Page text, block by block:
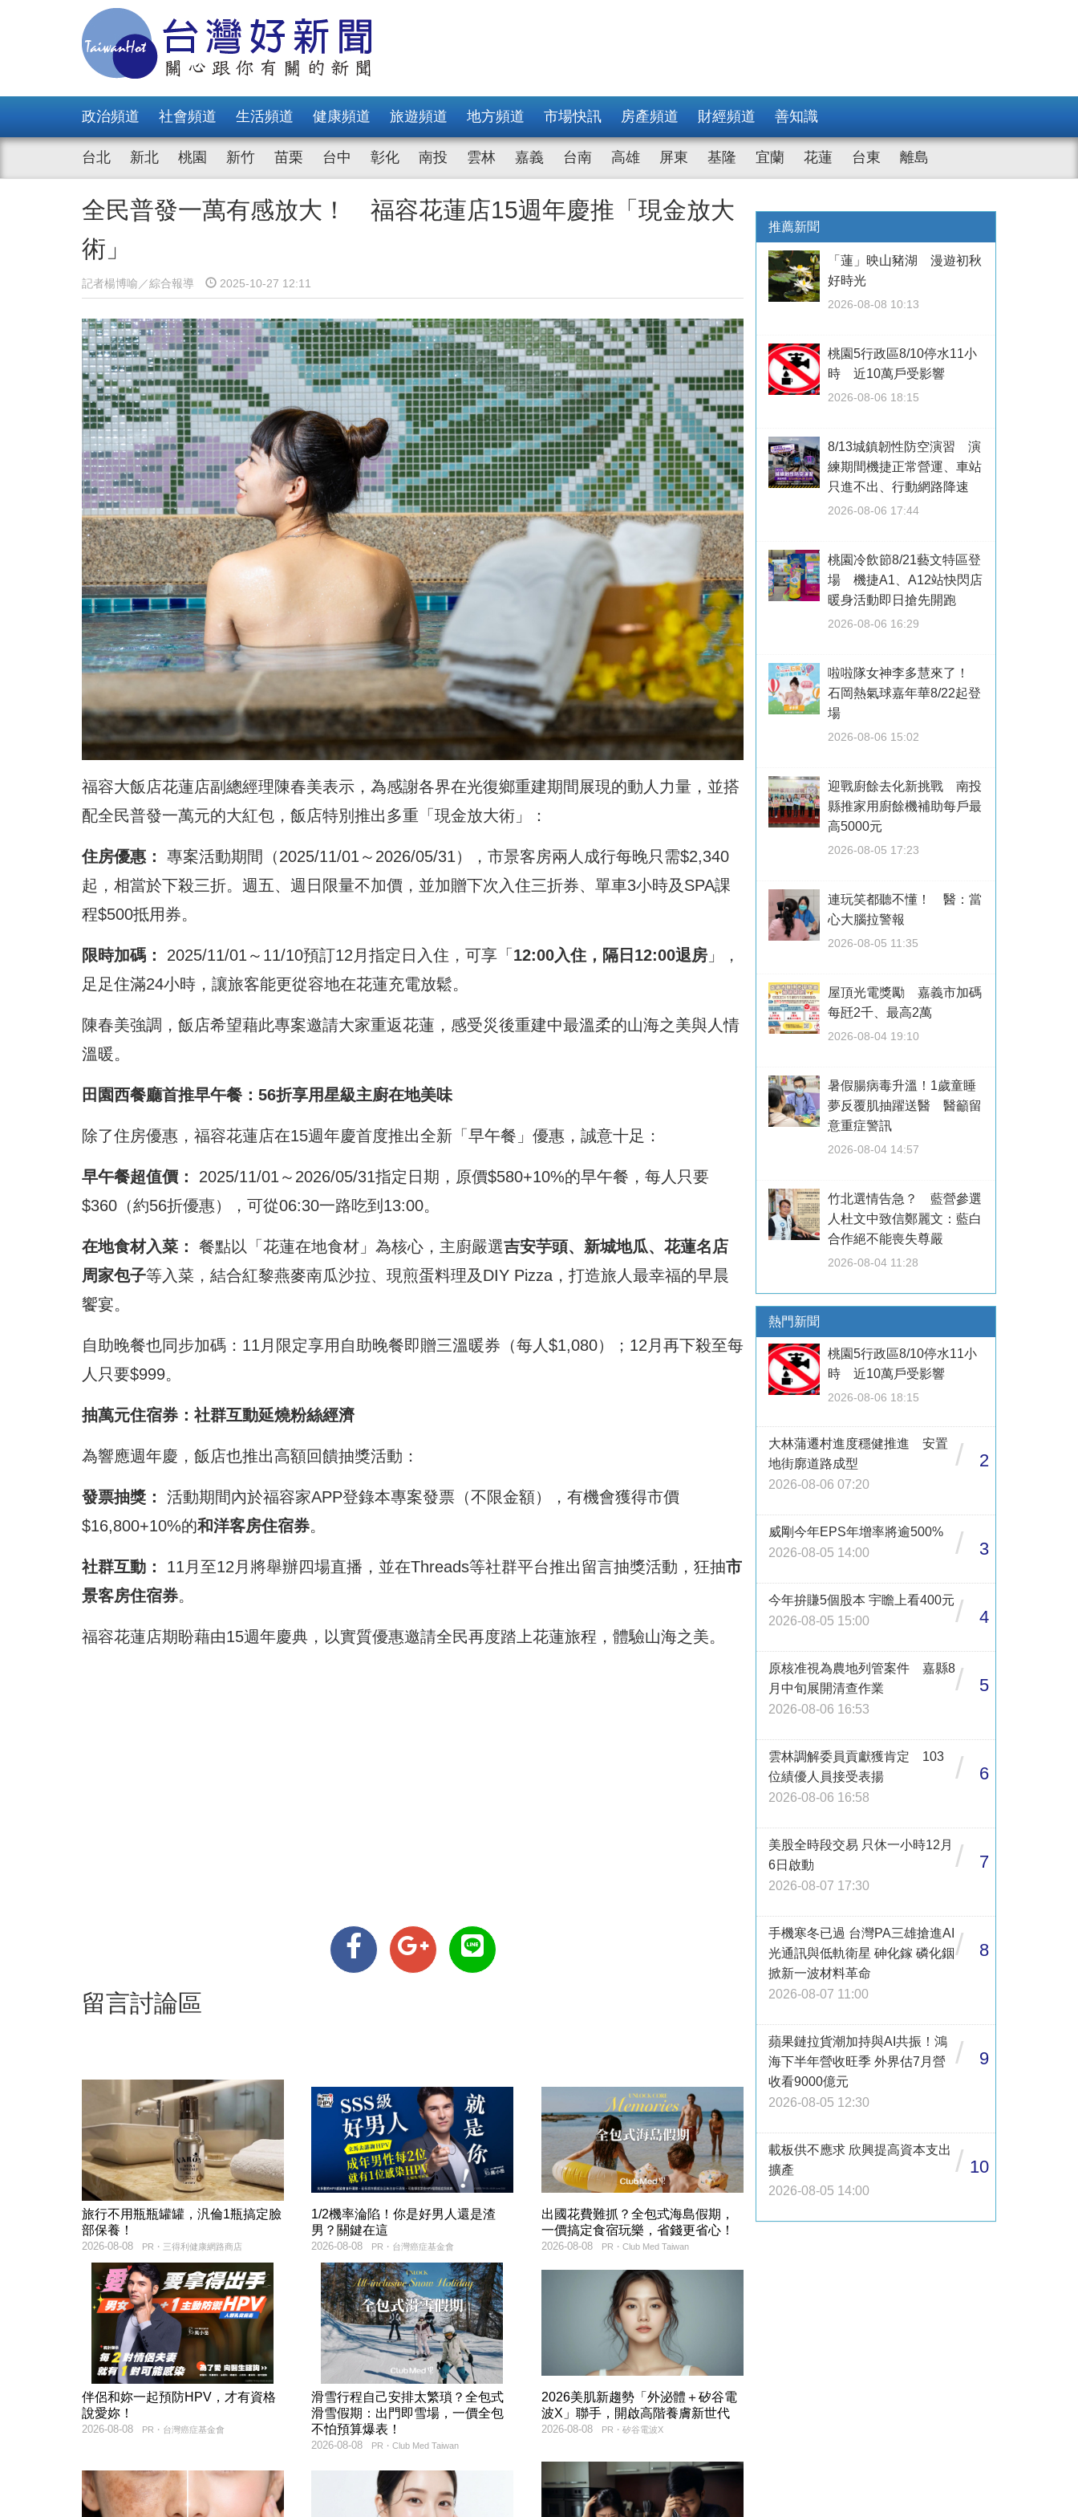
政治頻道 社會頻道 生活頻道 健康頻道 旅遊頻道 地方頻道 市場快訊 房產頻道 財經頻道 善知識
台北 新北 桃園 新竹 苗栗 台中 彰化 南投 雲林 嘉義 台南 高雄 屏東 基隆 宜蘭 花蓮 台東 離島
全民普發一萬有感放大！ 福容花蓮店15週年慶推「現金放大
術」
記者楊博喻／綜合報導 2025-10-27 12:11
福容大飯店花蓮店副總經理陳春美表示，為感謝各界在光復鄉重建期間展現的動人力量，並搭
配全民普發一萬元的大紅包，飯店特別推出多重「現金放大術」：
住房優惠：
專案活動期間（2025/11/01～2026/05/31），市景客房兩人成行每晚只需$2,340
起，相當於下殺三折。週五、週日限量不加價，並加贈下次入住三折券、單車3小時及SPA課
程$500抵用券。
限時加碼： 2025/11/01～11/10預訂12月指定日入住，可享「 12:00入住，隔日12:00退房 」，
足足住滿24小時，讓旅客能更從容地在花蓮充電放鬆。
陳春美強調，飯店希望藉此專案邀請大家重返花蓮，感受災後重建中最溫柔的山海之美與人情
溫暖。
田園西餐廳首推早午餐：56折享用星級主廚在地美味
除了住房優惠，福容花蓮店在15週年慶首度推出全新「早午餐」優惠，誠意十足：
早午餐超值價：
2025/11/01～2026/05/31指定日期，原價$580+10%的早午餐，每人只要
$360（約56折優惠），可從06:30一路吃到13:00。
在地食材入菜： 餐點以「花蓮在地食材」為核心，主廚嚴選吉安芋頭、新城地瓜、花蓮名店
周家包子等入菜，結合紅黎燕麥南瓜沙拉、現煎蛋料理及DIY Pizza，打造旅人最幸福的早晨
饗宴。
自助晚餐也同步加碼：11月限定享用自助晚餐即贈三溫暖券（每人$1,080）；12月再下殺至每
人只要$999。
抽萬元住宿券：社群互動延燒粉絲經濟
為響應週年慶，飯店也推出高額回饋抽獎活動：
發票抽獎：
活動期間內於福容家APP登錄本專案發票（不限金額），有機會獲得市價
$16,800+10%的和洋客房住宿券。
社群互動： 11月至12月將舉辦四場直播，並在Threads等社群平台推出留言抽獎活動，狂抽市
景客房住宿券。
福容花蓮店期盼藉由15週年慶典，以實質優惠邀請全民再度踏上花蓮旅程，體驗山海之美。
留言討論區
旅行不用瓶瓶罐罐，汎倫1瓶搞定臉
部保養！
PR・三得利健康網路商店
2026-08-08
1/2機率淪陷！你是好男人還是渣
男？關鍵在這
PR・台灣癌症基金會
2026-08-08
出國花費難抓？全包式海島假期，
一價搞定食宿玩樂，省錢更省心！
PR・Club Med Taiwan
2026-08-08
伴侶和妳一起預防HPV，才有資格
說愛妳！
PR・台灣癌症基金會
2026-08-08
滑雪行程自己安排太繁瑣？全包式
滑雪假期：出門即雪場，一價全包
不怕預算爆表！
PR・Club Med Taiwan
2026-08-08
2026美肌新趨勢「外泌體＋矽谷電
波X」聯手，開啟高階養膚新世代
PR・矽谷電波X
2026-08-08
推薦新聞
「蓮」映山豬湖 漫遊初秋
好時光
2026-08-08 10:13
桃園5行政區8/10停水11小
時 近10萬戶受影響
2026-08-06 18:15
8/13城鎮韌性防空演習 演
練期間機捷正常營運、車站
只進不出、行動網路降速
2026-08-06 17:44
桃園冷飲節8/21藝文特區登
場 機捷A1、A12站快閃店
暖身活動即日搶先開跑
2026-08-06 16:29
啦啦隊女神李多慧來了！
石岡熱氣球嘉年華8/22起登
場
2026-08-06 15:02
迎戰廚餘去化新挑戰 南投
縣推家用廚餘機補助每戶最
高5000元
2026-08-05 17:23
連玩笑都聽不懂！ 醫：當
心大腦拉警報
2026-08-05 11:35
屋頂光電獎勵 嘉義市加碼
每瓩2千、最高2萬
2026-08-04 19:10
暑假腸病毒升溫！1歲童睡
夢反覆肌抽躍送醫 醫籲留
意重症警訊
2026-08-04 14:57
竹北選情告急？ 藍營參選
人杜文中致信鄭麗文：藍白
合作絕不能喪失尊嚴
2026-08-04 11:28
熱門新聞
桃園5行政區8/10停水11小
時 近10萬戶受影響
2026-08-06 18:15
大林蒲遷村進度穩健推進 安置
地街廓道路成型
2026-08-06 07:20
/ 2
威剛今年EPS年增率將逾500%
2026-08-05 14:00
/ 3
今年拚賺5個股本 宇瞻上看400元
2026-08-05 15:00
/ 4
原核准視為農地列管案件 嘉縣8
月中旬展開清查作業
2026-08-06 16:53
/ 5
雲林調解委員貢獻獲肯定 103
位績優人員接受表揚
2026-08-06 16:58
/ 6
美股全時段交易 只休一小時12月
6日啟動
2026-08-07 17:30
/ 7
手機寒冬已過 台灣PA三雄搶進AI
光通訊與低軌衛星 砷化鎵 磷化銦
掀新一波材料革命
2026-08-07 11:00
/ 8
蘋果鏈拉貨潮加持與AI共振！鴻
海下半年營收旺季 外界估7月營
收看9000億元
2026-08-05 12:30
/ 9
載板供不應求 欣興提高資本支出
擴產
2026-08-05 14:00
/ 10